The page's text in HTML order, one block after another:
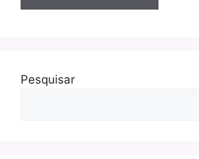
Pesquisar